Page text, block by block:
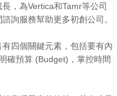
，為Vertica和Tamr等公司
詢服務幫助更多初創公司。
四個關鍵元素，包括要有內
確預算 (Budget)，掌控時間